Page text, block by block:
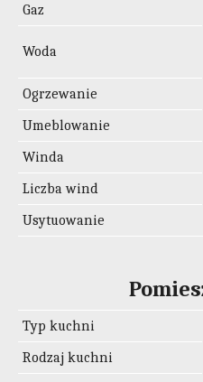
Gaz
Woda
Ogrzewanie
Umeblowanie
Winda
Liczba wind
Usytuowanie
Typ kuchni
Rodzaj kuchni